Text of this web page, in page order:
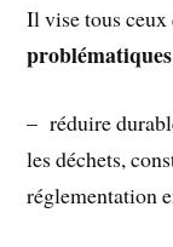
Il vise tous
– réduire
les déchets,
réglementation